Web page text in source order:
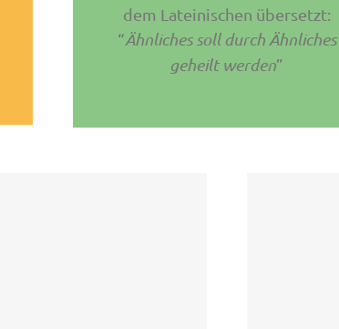
dem Lateinischen übersetzt:
“Ähnliches soll durch Ähnliches
geheilt werden”